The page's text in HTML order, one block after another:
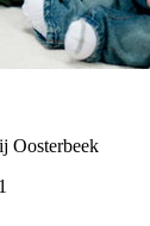
Oosterbeek